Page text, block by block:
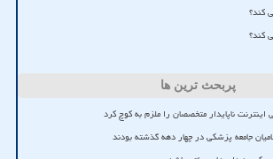
کند؟
کند؟
پربحث ترین ها
ناپایدار متخصصان را ملزم به کوچ کرد
جامعه پزشکی در چهار دهه گذشته بودند